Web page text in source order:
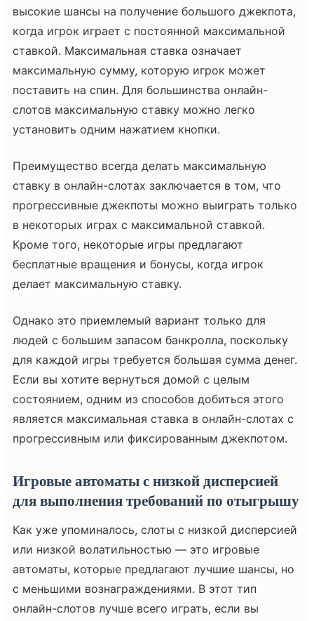
высокие шансы на получение большого джекпота,
когда игрок играет с постоянной максимальной
ставкой. Максимальная ставка означает
максимальную сумму, которую игрок может
поставить на спин. Для большинства онлайн-
слотов максимальную ставку можно легко
установить одним нажатием кнопки.
Преимущество всегда делать максимальную
ставку в онлайн-слотах заключается в том, что
прогрессивные джекпоты можно выиграть только
в некоторых играх с максимальной ставкой.
Кроме того, некоторые игры предлагают
бесплатные вращения и бонусы, когда игрок
делает максимальную ставку.
Однако это приемлемый вариант только для
людей с большим запасом банкролла, поскольку
для каждой игры требуется большая сумма денег.
Если вы хотите вернуться домой с целым
состоянием, одним из способов добиться этого
является максимальная ставка в онлайн-слотах с
прогрессивным или фиксированным джекпотом.
Игровые автоматы с низкой дисперсией
для выполнения требований по отыгрышу
Как уже упоминалось, слоты с низкой дисперсией
или низкой волатильностью — это игровые
автоматы, которые предлагают лучшие шансы, но
с меньшими вознаграждениями. В этот тип
онлайн-слотов лучше всего играть, если вы